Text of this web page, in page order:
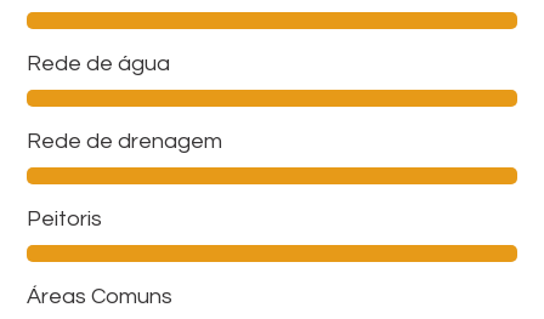
Rede de água
Rede de drenagem
Peitoris
Áreas Comuns